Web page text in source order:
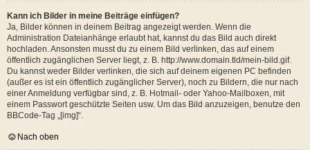
Kann ich Bilder in meine Beiträge einfügen?
Ja, Bilder können in deinem Beitrag angezeigt werden. Wenn die
Administration Dateianhänge erlaubt hat, kannst du das Bild auch direkt
hochladen. Ansonsten musst du zu einem Bild verlinken, das auf einem
öffentlich zugänglichen Server liegt, z. B. http://www.domain.tld/mein-bild.gif.
Du kannst weder Bilder verlinken, die sich auf deinem eigenen PC befinden
(außer es ist ein öffentlich zugänglicher Server), noch zu Bildern, die nur nach
einer Anmeldung verfügbar sind, z. B. Hotmail- oder Yahoo-Mailboxen, mit
einem Passwort geschützte Seiten usw. Um das Bild anzuzeigen, benutze den
BBCode-Tag „[img]“.
Nach oben